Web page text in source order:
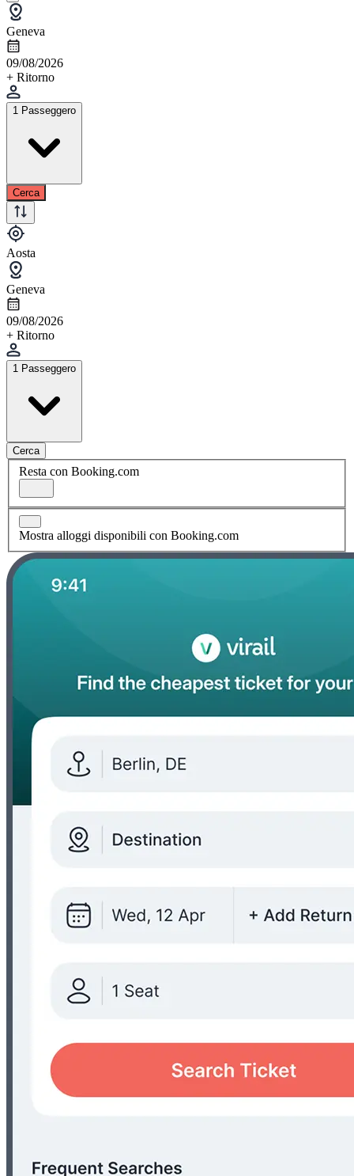
Geneva
09/08/2026
+ Ritorno
1 Passeggero
Cerca
Aosta
Geneva
09/08/2026
+ Ritorno
1 Passeggero
Cerca
Resta con Booking.com
Mostra alloggi disponibili con Booking.com